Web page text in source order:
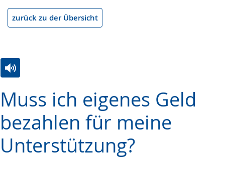
zurück zu der Übersicht
Muss ich eigenes Geld
bezahlen für meine
Unterstützung?
Leichten
Sprache
wechseln.
Audio-
Unterstützung.
Video
in
Deutscher
Gebärdensprache